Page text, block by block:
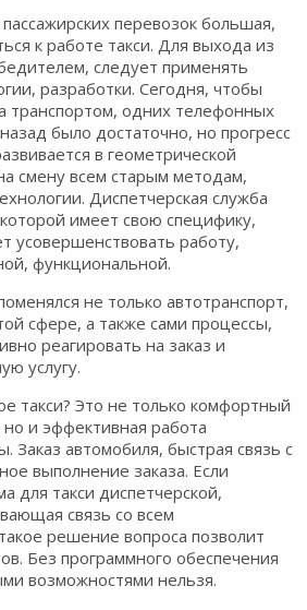
перевозок большая,
к работе такси. Для выхода из
следует применять
разработки. Сегодня, чтобы
транспортом, одних телефонных
было достаточно, но прогресс
в геометрической
смену всем старым методам,
Диспетчерская служба
имеет свою специфику,
усовершенствовать работу,
функциональной.
не только автотранспорт,
сфере, а также сами процессы,
реагировать на заказ и
услугу.
такси? Это не только комфортный
и эффективная работа
Заказ автомобиля, быстрая связь с
выполнение заказа. Если
для такси диспетчерской,
связь со всем
решение вопроса позволит
Без программного обеспечения
возможностями нельзя.